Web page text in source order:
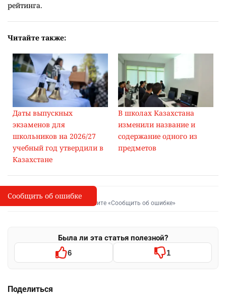
рейтинга.
Читайте также:
Даты выпускных
экзаменов для
школьников на 2026/27
учебный год утвердили в
Казахстане
В школах Казахстана
изменили название и
содержание одного из
предметов
I
Сообщить об опечатке
Выделите фрагмент и нажмите «Сообщить об ошибке»
Была ли эта статья полезной?
6 1
Поделиться
Сообщить об ошибке